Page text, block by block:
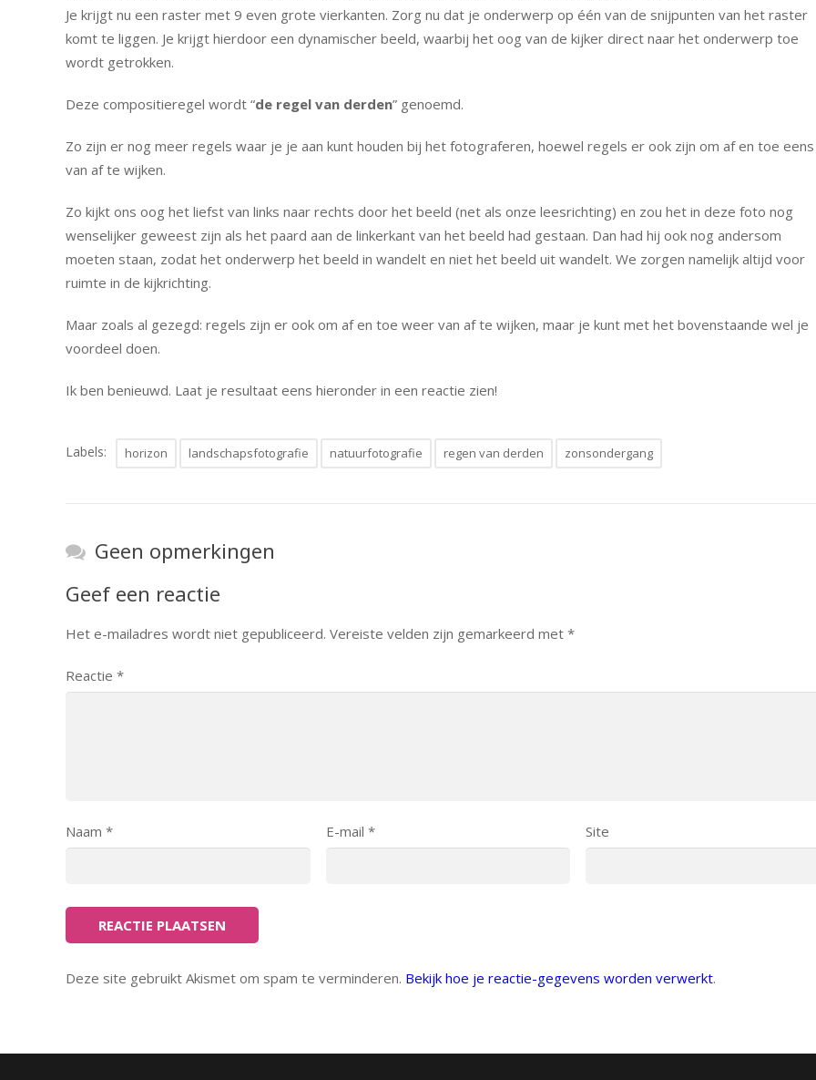
Je krijgt nu een raster met 9 even grote vierkanten. Zorg nu dat je onderwerp op één van de snijpunten van het raster
komt te liggen. Je krijgt hierdoor een dynamischer beeld, waarbij het oog van de kijker direct naar het onderwerp toe
wordt getrokken.
Deze compositieregel wordt “de regel van derden” genoemd.
Zo zijn er nog meer regels waar je je aan kunt houden bij het fotograferen, hoewel regels er ook zijn om af en toe eens
van af te wijken.
Zo kijkt ons oog het liefst van links naar rechts door het beeld (net als onze leesrichting) en zou het in deze foto nog
wenselijker geweest zijn als het paard aan de linkerkant van het beeld had gestaan. Dan had hij ook nog andersom
moeten staan, zodat het onderwerp het beeld in wandelt en niet het beeld uit wandelt. We zorgen namelijk altijd voor
ruimte in de kijkrichting.
Maar zoals al gezegd: regels zijn er ook om af en toe weer van af te wijken, maar je kunt met het bovenstaande wel je
voordeel doen.
Ik ben benieuwd. Laat je resultaat eens hieronder in een reactie zien!
Labels: horizon landschapsfotografie natuurfotografie regen van derden zonsondergang
Geen opmerkingen
Geef een reactie
Het e-mailadres wordt niet gepubliceerd. Vereiste velden zijn gemarkeerd met *
Reactie *
Naam * E-mail * Site
Deze site gebruikt Akismet om spam te verminderen. Bekijk hoe je reactie-gegevens worden verwerkt.